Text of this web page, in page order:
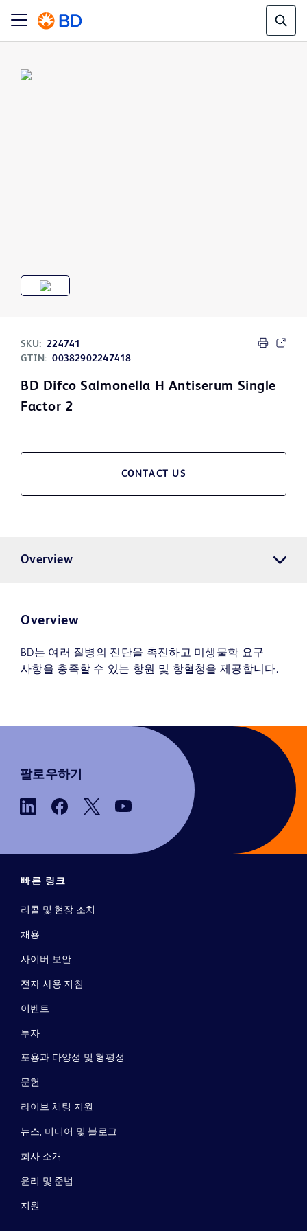
SKU: 224741
GTIN: 00382902247418
BD Difco Salmonella H Antiserum Single
Factor 2
CONTACT US
Overview
Overview
BD는 여러 질병의 진단을 촉진하고 미생물학 요구
사항을 충족할 수 있는 항원 및 항혈청을 제공합니다.
팔로우하기
빠른 링크
리콜 및 현장 조치
채용
사이버 보안
전자 사용 지침
이벤트
투자
포용과 다양성 및 형평성
문헌
라이브 채팅 지원
뉴스, 미디어 및 블로그
회사 소개
윤리 및 준법
지원